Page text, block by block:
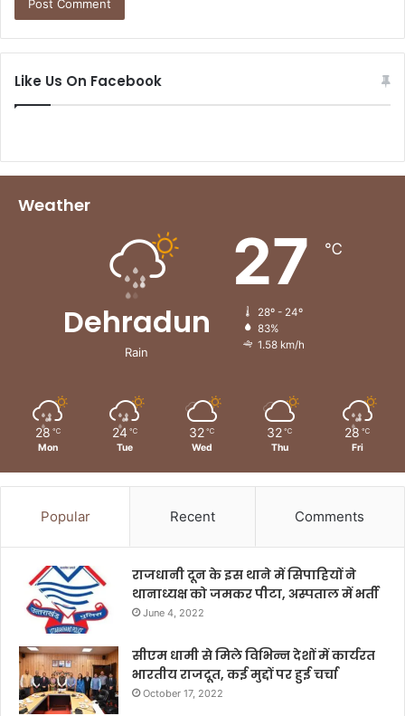
Like Us On Facebook
Weather
Dehradun
Rain
27 ℃
28º - 24º
83%
1.58 km/h
28 ℃
Mon
24 ℃
Tue
32 ℃
Wed
32 ℃
Thu
28 ℃
Fri
Popular Recent Comments
राजधानी दून के इस थाने में सिपाहियों ने
थानाध्यक्ष को जमकर पीटा, अस्पताल में भर्ती
June 4, 2022
सीएम धामी से मिले विभिन्न देशों में कार्यरत
भारतीय राजदूत, कई मुद्दों पर हुई चर्चा
October 17, 2022